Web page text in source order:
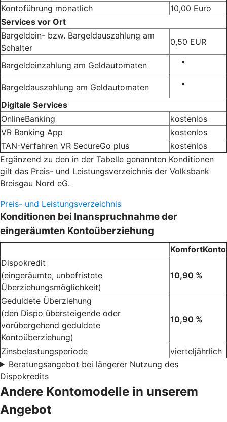
Kontoführung monatlich
10,00 Euro
Services vor Ort
Bargeldein- bzw. Bargeldauszahlung am
Schalter
0,50 EUR
Bargeldeinzahlung am Geldautomaten
Bargeldauszahlung am Geldautomaten
Digitale Services
OnlineBanking
kostenlos
VR Banking App
kostenlos
TAN-Verfahren VR SecureGo plus
kostenlos
Ergänzend zu den in der Tabelle genannten Konditionen
gilt das Preis- und Leistungsverzeichnis der Volksbank
Breisgau Nord eG.
Preis- und Leistungsverzeichnis
Konditionen bei Inanspruchnahme der
eingeräumten Kontoüberziehung
KomfortKonto
Dispokredit
(eingeräumte, unbefristete
Überziehungsmöglichkeit)
10,90 %
Geduldete Überziehung
(den Dispo übersteigende oder
vorübergehend geduldete
Kontoüberziehung)
10,90 %
Zinsbelastungsperiode
vierteljährlich
Beratungsangebot bei längerer Nutzung des
Dispokredits
Andere Kontomodelle in unserem
Angebot